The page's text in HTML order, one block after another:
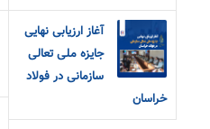
آغاز ارزیابی نهایی
جایزه ملی تعالی
سازمانی در فولاد
خراسان